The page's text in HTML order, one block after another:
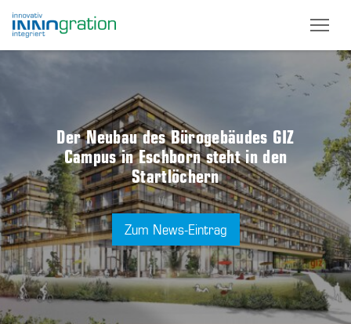
Der Neubau des Bürogebäudes GIZ
Campus in Eschborn steht in den
Startlöchern
Zum News-Eintrag